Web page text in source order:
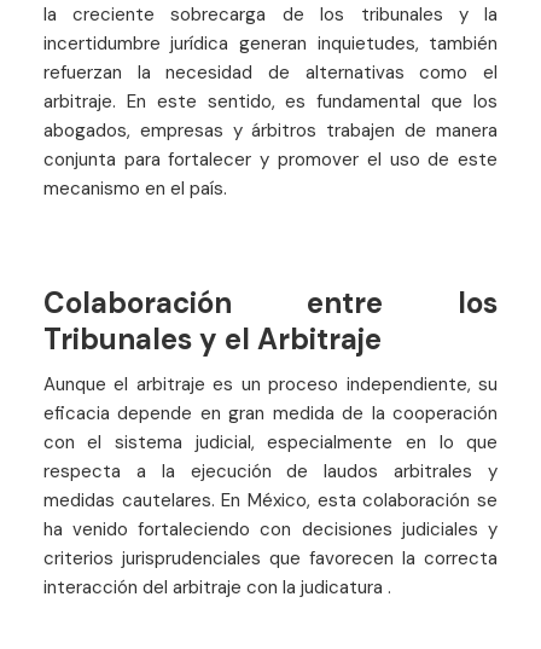
la creciente sobrecarga de los tribunales y la
incertidumbre jurídica generan inquietudes, también
refuerzan la necesidad de alternativas como el
arbitraje. En este sentido, es fundamental que los
abogados, empresas y árbitros trabajen de manera
conjunta para fortalecer y promover el uso de este
mecanismo en el país.
Colaboración entre los
Tribunales y el Arbitraje
Aunque el arbitraje es un proceso independiente, su
eficacia depende en gran medida de la cooperación
con el sistema judicial, especialmente en lo que
respecta a la ejecución de laudos arbitrales y
medidas cautelares. En México, esta colaboración se
ha venido fortaleciendo con decisiones judiciales y
criterios jurisprudenciales que favorecen la correcta
interacción del arbitraje con la judicatura .